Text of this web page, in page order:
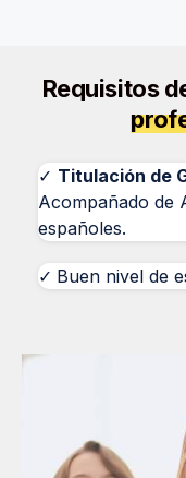
Requisitos
✓ Titulación de
Acompañado de
españoles.
✓ Buen nivel de